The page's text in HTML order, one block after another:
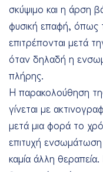
σκύψιμο και η άρση
φυσική επαφή, όπως
επιτρέπονται μετά
όταν δηλαδή η
πλήρης.
Η παρακολούθηση
γίνεται με
μετά μια φορά το
επιτυχή ενσωμάτωση
καμία άλλη